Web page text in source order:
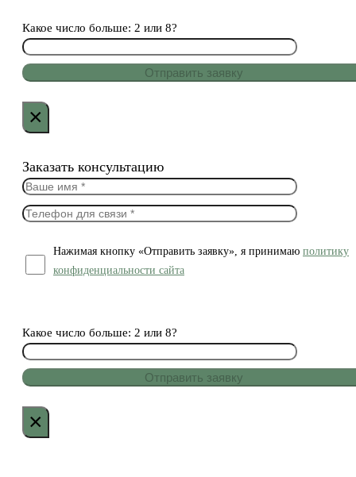
Какое число больше: 2 или 8?
×
Заказать консультацию
Нажимая кнопку «Отправить заявку», я принимаю политику
конфиденциальности сайта
Какое число больше: 2 или 8?
×